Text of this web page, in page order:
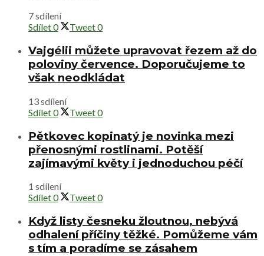
7 sdílení
Sdílet0 Tweet0
Vajgélii můžete upravovat řezem až do
poloviny července. Doporučujeme to
však neodkládat
13 sdílení
Sdílet0 Tweet0
Pětkovec kopinatý je novinka mezi
přenosnými rostlinami. Potěší
zajímavými květy i jednoduchou péčí
1 sdílení
Sdílet0 Tweet0
Když listy česneku žloutnou, nebývá
odhalení příčiny těžké. Pomůžeme vám
s tím a poradíme se zásahem